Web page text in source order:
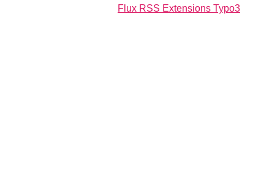
Flux RSS Extensions Typo3